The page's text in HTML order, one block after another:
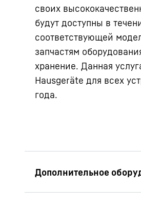
своих
будут доступны в
соответствующей
запчастям
хранение. Данная
Hausgeräte для всех
года.